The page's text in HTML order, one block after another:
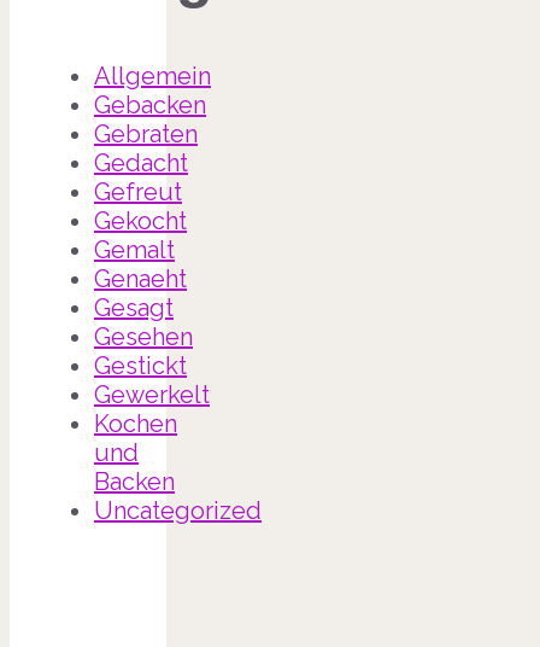
Allgemein
Gebacken
Gebraten
Gedacht
Gefreut
Gekocht
Gemalt
Genaeht
Gesagt
Gesehen
Gestickt
Gewerkelt
Kochen
und
Backen
Uncategorized